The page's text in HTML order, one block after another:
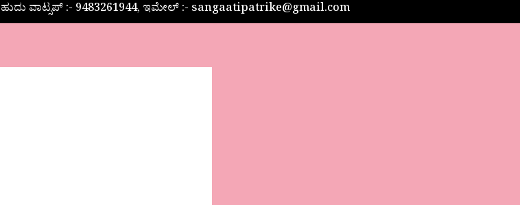
ವಾಟ್ಸಪ್‌ :- 9483261944, ಇಮೇಲ್ :- sangaatipatrike@gmail.com